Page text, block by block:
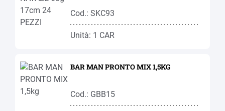
Cod.: SKC93
Unità: 1 CAR
BAR MAN PRONTO MIX 1,5KG
Cod.: GBB15